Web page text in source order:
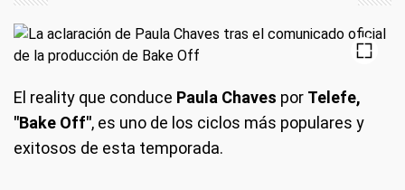
El reality que conduce Paula Chaves por Telefe,
"Bake Off", es uno de los ciclos más populares y
exitosos de esta temporada.